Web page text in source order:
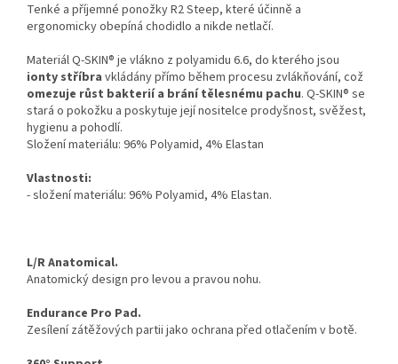
Tenké a příjemné ponožky R2 Steep, které účinně a
ergonomicky obepíná chodidlo a nikde netlačí.
Materiál Q-SKIN® je vlákno z polyamidu 6.6, do kterého jsou
ionty stříbra vkládány přímo během procesu zvlákňování, což
omezuje růst bakterií a brání tělesnému pachu. Q-SKIN® se
stará o pokožku a poskytuje její nositelce prodyšnost, svěžest,
hygienu a pohodlí.
Složení materiálu: 96% Polyamid, 4% Elastan
Vlastnosti:
- složení materiálu: 96% Polyamid, 4% Elastan.
L/R Anatomical.
Anatomický design pro levou a pravou nohu.
Endurance Pro Pad.
Zesílení zátěžových partii jako ochrana před otlačením v botě.